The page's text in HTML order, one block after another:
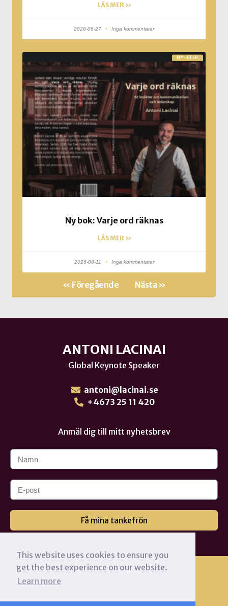
This website uses cookies to ensure you
get the best experience on our website.
Learn more
LÄS MER »
2026-06-27 Inga kommentarer
NYHETER
Ny bok: Varje ord räknas
LÄS MER »
2026-06-11 Inga kommentarer
« Föregående Nästa »
ANTONI LACINAI
Global Keynote Speaker
antoni@lacinai.se
+4673 25 11 420
Anmäl dig till mitt nyhetsbrev
Få mina tankefrön